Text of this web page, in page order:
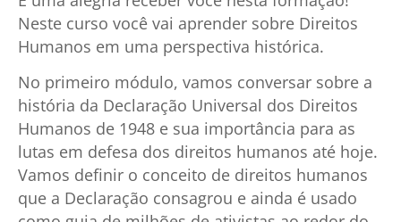
Neste curso você vai aprender sobre Direitos
Humanos em uma perspectiva histórica.
No primeiro módulo, vamos conversar sobre a
história da Declaração Universal dos Direitos
Humanos de 1948 e sua importância para as
lutas em defesa dos direitos humanos até hoje.
Vamos definir o conceito de direitos humanos
que a Declaração consagrou e ainda é usado